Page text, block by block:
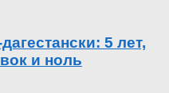
5 лет,
и ноль